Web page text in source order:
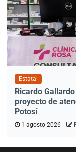
Estatal
Ricardo
proyecto de
Potosí
1 agosto 2026